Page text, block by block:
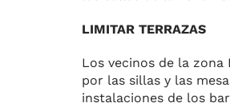
LIMITAR TERRAZAS
Los vecinos de la
por las sillas y las
instalaciones de los